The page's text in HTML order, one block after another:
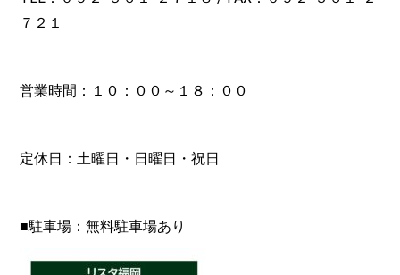
７２１
営業時間：１０：００～１８：００
定休日：土曜日・日曜日・祝日
■駐車場：無料駐車場あり